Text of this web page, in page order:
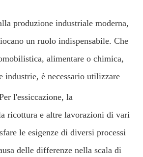
produzione industriale moderna,
un ruolo indispensabile. Che
alimentare o chimica,
industrie, è necessario utilizzare
l'essiccazione, la
ricottura e altre lavorazioni di vari
le esigenze di diversi processi
delle differenze nella scala di